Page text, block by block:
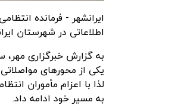
اطلاعاتی در شهرستان
به گزارش خبرگزاری مهر،
یکی از محورهای
لذا با اعزام مأموران
به مسیر خود ادامه داد.